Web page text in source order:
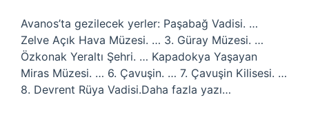
Avanos’ta gezilecek yerler: Paşabağ Vadisi. …
Zelve Açık Hava Müzesi. … 3. Güray Müzesi. …
Özkonak Yeraltı Şehri. … Kapadokya Yaşayan
Miras Müzesi. … 6. Çavuşin. … 7. Çavuşin Kilisesi. …
8. Devrent Rüya Vadisi.Daha fazla yazı…